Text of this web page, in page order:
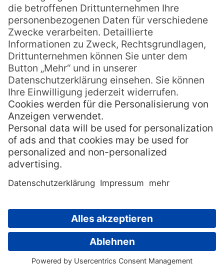
gelernt habe bzw. spreche, massive und
nachhaltige Verständigungsschwierigkeiten
gab. Wir lösten diese Problematik dann v.a.
mittels dem “google translator” am
hoteleigenen Computer, was aber zuweilen
recht mühsam und aufwändig war, auch
weil der gebrauchte Computer immer
wieder abstürzte. So konnte ich ihnen auch
beispielsweise nie ganz klar machen, dass
ich gerne ein Fahrrad oder Mountain-Bike
leihen würde – irgendwie hatten sie dies
nicht so richtig verstanden, was ich damit
genau meinte.
So bekam ich denn auch kein Fahrrad zum
Ausleihen dort, hatte aber meistens
trotzdem Glück, da mich regelmäßig
Einheimische – und einmal sogar auch die